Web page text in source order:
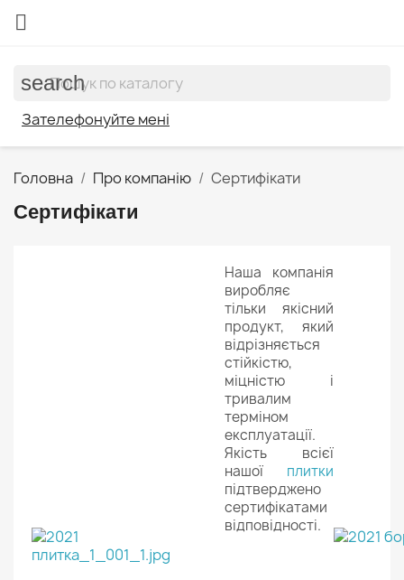

search
Зателефонуйте мені
Головна Про компанію Сертифікати
Сертифікати
Наша компанія
виробляє
тільки якісний
продукт, який
відрізняється
стійкістю,
міцністю і
тривалим
терміном
експлуатації.
Якість всієї
нашої плитки
підтверджено
сертифікатами
відповідності.